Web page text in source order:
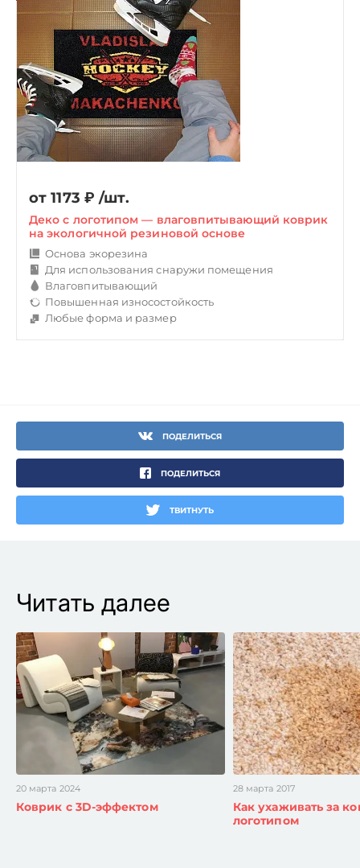
от 1173 ₽ /шт.
Деко с логотипом — влаговпитывающий коврик
на экологичной резиновой основе
Основа экорезина
Для использования снаружи помещения
Влаговпитывающий
Повышенная износостойкость
Любые форма и размер
ПОДЕЛИТЬСЯ
ПОДЕЛИТЬСЯ
ТВИТНУТЬ
Читать далее
20 марта 2024
Коврик с 3D-эффектом
28 марта 2017
Как ухаживать за
логотипом